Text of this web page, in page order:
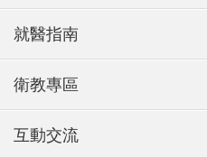
就醫指南
衛教專區
互動交流